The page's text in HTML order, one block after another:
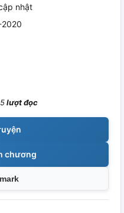
nhật
lượt đọc
chương